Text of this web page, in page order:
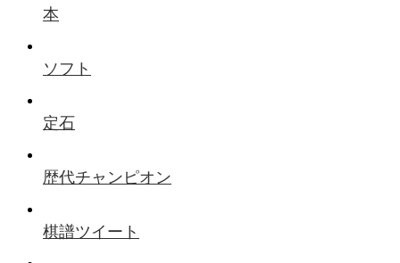
本
ソフト
定石
歴代チャンピオン
棋譜ツイート